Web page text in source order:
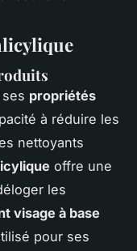
propriétés
à réduire les
nettoyants
offre une
les
visage à base
pour ses